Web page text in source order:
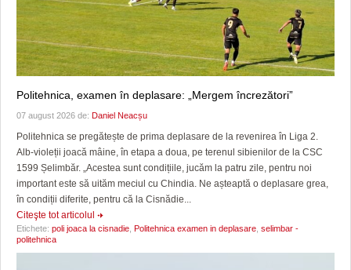
Politehnica, examen în deplasare: „Mergem încrezători”
07 august 2026 de: Daniel Neacșu
Politehnica se pregătește de prima deplasare de la revenirea în Liga 2.
Alb-violeții joacă mâine, în etapa a doua, pe terenul sibienilor de la CSC
1599 Șelimbăr. „Acestea sunt condițiile, jucăm la patru zile, pentru noi
important este să uităm meciul cu Chindia. Ne așteaptă o deplasare grea,
în condiții diferite, pentru că la Cisnădie...
Citeşte tot articolul
Etichete: poli joaca la cisnadie Politehnica examen in deplasare selimbar -
politehnica